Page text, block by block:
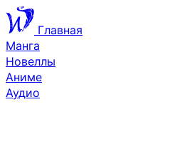
Главная
Манга
Новеллы
Аниме
Аудио